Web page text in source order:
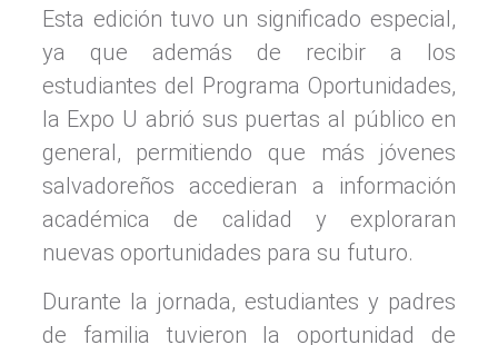
Esta edición tuvo un significado especial,
ya que además de recibir a los
estudiantes del Programa Oportunidades,
la Expo U abrió sus puertas al público en
general, permitiendo que más jóvenes
salvadoreños accedieran a información
académica de calidad y exploraran
nuevas oportunidades para su futuro.
Durante la jornada, estudiantes y padres
de familia tuvieron la oportunidad de